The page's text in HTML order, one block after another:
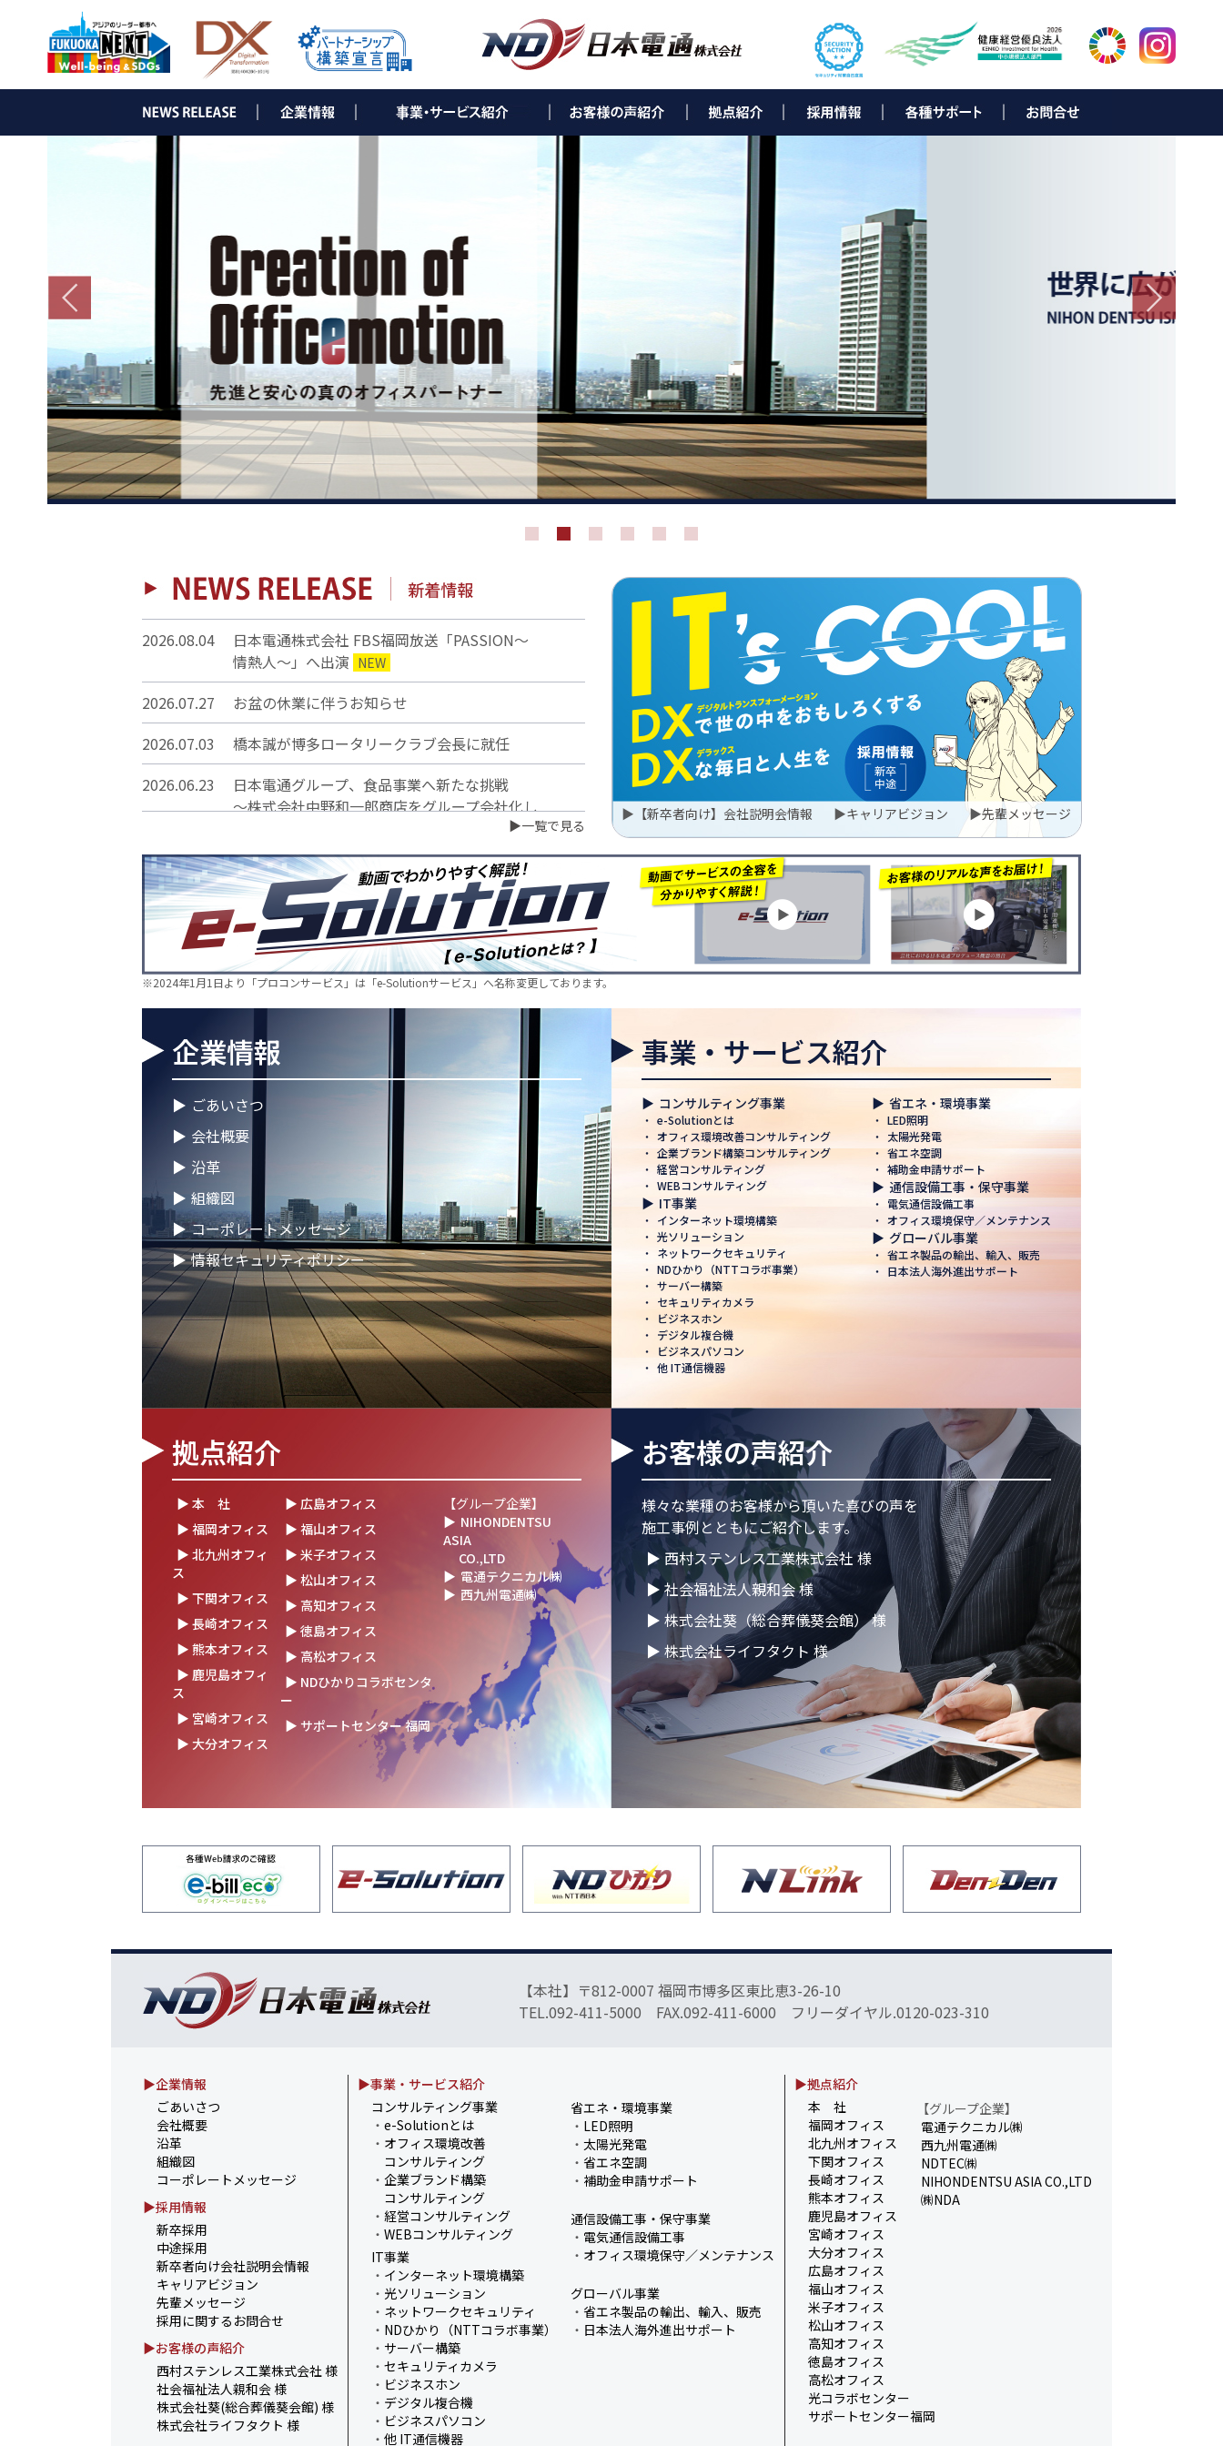
▶ 西村ステンレス工業株式会社 様
▶ 社会福祉法人親和会 様
▶ 株式会社葵（総合葬儀葵会館）様
▶ 株式会社ライフタクト 様 ▶ 本 社
▶ 福岡オフィス
▶ 北九州オフィス
▶ 下関オフィス
▶ 長崎オフィス
▶ 熊本オフィス
▶ 鹿児島オフィス
▶ 宮崎オフィス
▶ 大分オフィス
▶ 広島オフィス
▶ 福山オフィス
▶ 米子オフィス
▶ 松山オフィス
▶ 高知オフィス
▶ 徳島オフィス
▶ 高松オフィス
▶ NDひかりコラボセンター
▶ サポートセンター 福岡
2026.08.04
日本電通株式会社 FBS福岡放送「PASSION～
情熱人～」へ出演 NEW
2026.07.27
お盆の休業に伴うお知らせ
2026.07.03
橋本誠が博多ロータリークラブ会長に就任
2026.06.23
日本電通グループ、食品事業へ新たな挑戦
～株式会社中野和一郎商店をグループ会社化し
2026.06.16
新卒10期生 辞令交付式を行いました
2026.05.28
現場に新たな活気を！NDTEC株式会社に4名の
仲間が加わりました🔧
2026.05.13
新卒第10期生 OJT研修の様子をご紹介✨
2026.04.28
徳島オフィス移転しました～！🚚
2026.04.28
ゴールデンウイークに伴う休業期間のお知らせ
2026.04.25
徳島オフィス 事務所移転のお知らせ
2026.04.02
🌸2026年度 入社式🌸
2026.03.09
健康経営優良法人2026に認定 ― 日本電通グル
ープの健康経営への取り組み
2026.02.09
「すべての日本企業を世界へ」─ 日本電通株式
会社、登録支援機関として正式認可
2026.01.26
知覧幹部研修に行って参りました
2026.01.05
2026年 新年のご挨拶
2025.12.26
一年の感謝を込めて、大掃除を行いました！
～年末のご挨拶～
2025.12.12
年末年始休業のお知らせ
定式にて表彰
2025.11.06
「心を高め、経営を伸ばす」NDグループが
「稲盛フィロソフィー世界大会」に参画
2025.10.22
モノづくりフェア2025にて講演登壇！LED照明
の未来を語る
2025.10.17
結束を深めた2日間！創立50年目の方針発表会
を開催！
2025.10.07
【日本電通グループ内定式開催】2026年度卒
新卒10期生が本社に集まりました！
2025.09.11
松山オフィスお引っ越し！快適空間にアップグ
2025.09.03
湯布院保養所をリノベーションし、9月オープ
ン！～社員とご家族の「心と体のリフレッシュ
拠点」に～
2025.08.25
松山オフィス 事務所移転のお知らせ
2025.08.05
業務効率が劇的に進化！商品ビリンググループ
にRPAを導入しました
2025.07.11
事務部会＆懇親会を開催しました！
2025.06.27
＼新卒第9期生 辞令交付式を開催しました／
2025.06.13
ウォーターサーバー設置完了！～健康経営の取
▶一覧で見る
▶ 【新卒者向け】会社説明会情報 ▶キャリアビジョン ▶先輩メッセージ
※2024年1月1日より「プロコンサービス」は「e-Solutionサービス」へ名称変更しております。
企業情報
▶ ごあいさつ
▶ 会社概要
▶ 沿革
▶ 組織図
▶ コーポレートメッセージ
▶ 情報セキュリティポリシー
事業・サービス紹介
▶ コンサルティング事業
・ e-Solutionとは
・ オフィス環境改善コンサルティング
・ 企業ブランド構築コンサルティング
・ 経営コンサルティング
・ WEBコンサルティング
▶ IT事業
・ インターネット環境構築
・ 光ソリューション
・ ネットワークセキュリティ
・ NDひかり（NTTコラボ事業）
・ サーバー構築
・ セキュリティカメラ
・
ビジネスホン
・ デジタル複合機
・
ビジネスパソコン
・ 他 IT通信機器
▶ 省エネ・環境事業
・ LED照明
・ 太陽光発電
・ 省エネ空調
・ 補助金申請サポート
▶ 通信設備工事・保守事業
・ 電気通信設備工事
・ オフィス環境保守／メンテナンス
▶ グローバル事業
・ 省エネ製品の輸出、輸入、販売
・ 日本法人海外進出サポート
拠点紹介
▶ 本 社
▶ 福岡オフィス
▶ 北九州オフィ
ス
▶ 下関オフィス
▶ 長崎オフィス
▶ 熊本オフィス
▶ 鹿児島オフィ
ス
▶ 宮崎オフィス
▶ 大分オフィス
▶ 広島オフィス
▶ 福山オフィス
▶ 米子オフィス
▶ 松山オフィス
▶ 高知オフィス
▶ 徳島オフィス
▶ 高松オフィス
▶ NDひかりコラボセンタ
ー
▶ サポートセンター 福岡
【グループ企業】
▶ NIHONDENTSU
ASIA
CO.,LTD
▶ 電通テクニカル㈱
▶ 西九州電通㈱
お客様の声紹介
様々な業種のお客様から頂いた喜びの声を
施工事例とともにご紹介します。
▶ 西村ステンレス工業株式会社 様
▶ 社会福祉法人親和会 様
▶ 株式会社葵（総合葬儀葵会館） 様
▶ 株式会社ライフタクト 様
【本社】〒812-0007 福岡市博多区東比恵3-26-10
TEL.092-411-5000 FAX.092-411-6000 フリーダイヤル.0120-023-310
▶企業情報
ごあいさつ
会社概要
沿革
組織図
コーポレートメッセージ
▶採用情報
新卒採用
中途採用
新卒者向け会社説明会情報
キャリアビジョン
先輩メッセージ
採用に関するお問合せ
▶お客様の声紹介
西村ステンレス工業株式会社 様
社会福祉法人親和会 様
株式会社葵(総合葬儀葵会館) 様
株式会社ライフタクト 様
▶事業・サービス紹介
コンサルティング事業
・ e-Solutionとは
・ オフィス環境改善
コンサルティング
・ 企業ブランド構築
コンサルティング
・ 経営コンサルティング
・ WEBコンサルティング
IT事業
・ インターネット環境構築
・ 光ソリューション
・ ネットワークセキュリティ
・ NDひかり（NTTコラボ事業）
・ サーバー構築
・ セキュリティカメラ
・ ビジネスホン
・ デジタル複合機
・ ビジネスパソコン
・ 他 IT通信機器
省エネ・環境事業
・ LED照明
・ 太陽光発電
・ 省エネ空調
・ 補助金申請サポート
通信設備工事・保守事業
・ 電気通信設備工事
・ オフィス環境保守／メンテナンス
グローバル事業
・ 省エネ製品の輸出、輸入、販売
・ 日本法人海外進出サポート
▶拠点紹介
本 社
福岡オフィス
北九州オフィス
下関オフィス
長崎オフィス
熊本オフィス
鹿児島オフィス
宮崎オフィス
大分オフィス
広島オフィス
福山オフィス
米子オフィス
松山オフィス
高知オフィス
徳島オフィス
高松オフィス
光コラボセンター
サポートセンター福岡
【グループ企業】
電通テクニカル㈱
西九州電通㈱
NDTEC㈱
NIHONDENTSU ASIA CO.,LTD
㈱NDA